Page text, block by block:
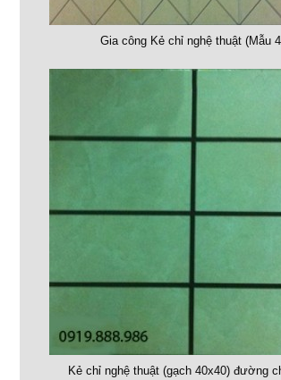
Gia công Kẻ chỉ nghệ thuật (Mẫu
Kẻ chỉ nghệ thuật (gạch 40x40) đường